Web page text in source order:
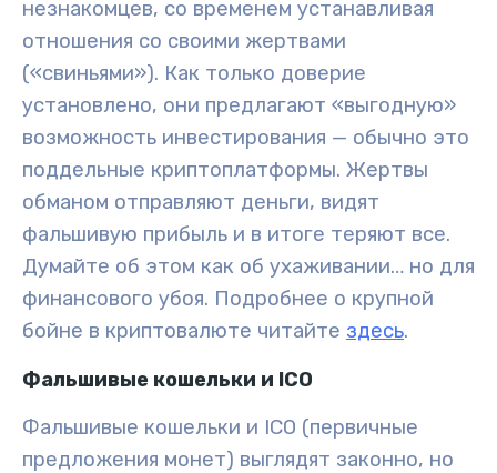
незнакомцев, со временем устанавливая
отношения со своими жертвами
(«свиньями»). Как только доверие
установлено, они предлагают «выгодную»
возможность инвестирования — обычно это
поддельные криптоплатформы. Жертвы
обманом отправляют деньги, видят
фальшивую прибыль и в итоге теряют все.
Думайте об этом как об ухаживании… но для
финансового убоя. Подробнее о крупной
бойне в криптовалюте читайте здесь.
Фальшивые кошельки и ICO
Фальшивые кошельки и ICO (первичные
предложения монет) выглядят законно, но